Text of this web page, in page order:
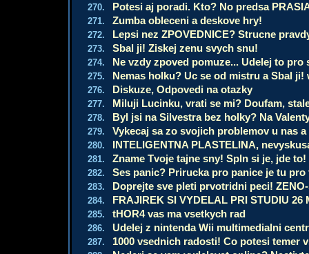
270. Potesi aj poradi. Kto? No predsa
271. Zumba obleceni a deskove hry!
272. Lepsi nez ZPOVEDNICE? Strucne
273. Sbal ji! Ziskej zenu svych snu!
274. Ne vzdy zpoved pomuze... Udelej to pro
275. Nemas holku? Uc se od mistru a Sbal ji!
276. Diskuze, Odpovedi na otazky
277. Miluji Lucinku, vrati se mi? Doufam,
278. Byl jsi na Silvestra bez holky? Na
279. Vykecaj sa zo svojich problemov u nas
280. INTELIGENTNA PLASTELINA,
281. Zname Tvoje tajne sny! Spln si je, jde to!
282. Ses panic? Prirucka pro panice je tu pro
283. Doprejte sve pleti prvotridni peci!
284. FRAJIREK SI VYDELAL PRI STUDIU 26
285. tHOR4 vas ma vsetkych rad
286. Udelej z nintenda Wii multimedialni
287. 1000 vsednich radosti! Co potesi temer